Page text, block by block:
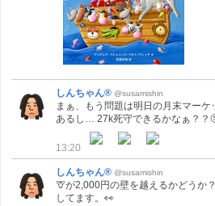
しんちゃん® @susamishin
まぁ、もう問題は明日の月末マー
あるし… 27k死守できるかなぁ？？
13:20
しんちゃん® @susamishin
🦒が2,000円の壁を越えるかどうか
してます。👀